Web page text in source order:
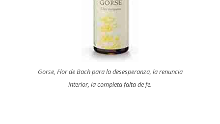
Gorse, Flor de Bach para la desesperanza, la renuncia
interior, la completa falta de fe.